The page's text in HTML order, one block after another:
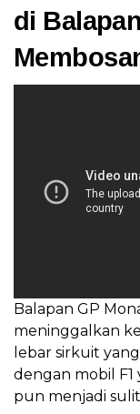
di
Balapan GP
meninggalkan
lebar sirkuit
dengan mobil F1
pun menjadi